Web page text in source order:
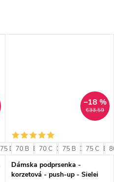
75 D 75 E 80 C 80 D 80 E
€33,59
–18 %
70 B 70 C 75 B 75 C
Dámska podprsenka -
korzetová - push-up - Sielei